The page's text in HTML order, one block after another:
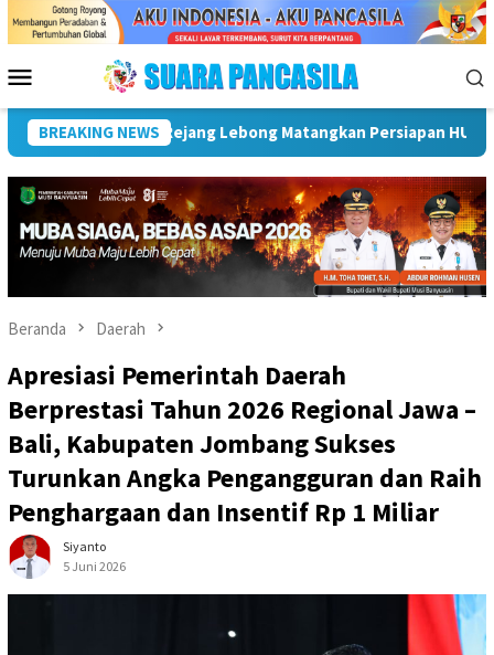
Menu
Mobile
BREAKING NEWS
Plt Bupati Hadiri Pemusnahan Barang Bukti 88 Perkara Di
Beranda Daerah
Apresiasi Pemerintah Daerah
Berprestasi Tahun 2026 Regional Jawa –
Bali, Kabupaten Jombang Sukses
Turunkan Angka Pengangguran dan Raih
Penghargaan dan Insentif Rp 1 Miliar
Siyanto
5 Juni 2026